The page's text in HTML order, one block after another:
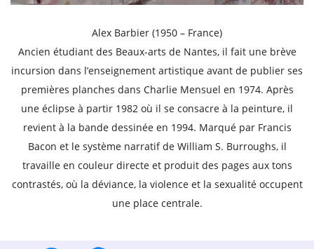
Alex Barbier (1950 – France)
Ancien étudiant des Beaux-arts de Nantes, il fait une brève
incursion dans l’enseignement artistique avant de publier ses
premières planches dans Charlie Mensuel en 1974. Après
une éclipse à partir 1982 où il se consacre à la peinture, il
revient à la bande dessinée en 1994. Marqué par Francis
Bacon et le système narratif de William S. Burroughs, il
travaille en couleur directe et produit des pages aux tons
contrastés, où la déviance, la violence et la sexualité occupent
une place centrale.